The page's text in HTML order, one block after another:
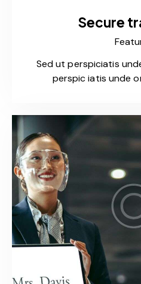
Secure
Sed ut perspiciatis
perspic iatis unde